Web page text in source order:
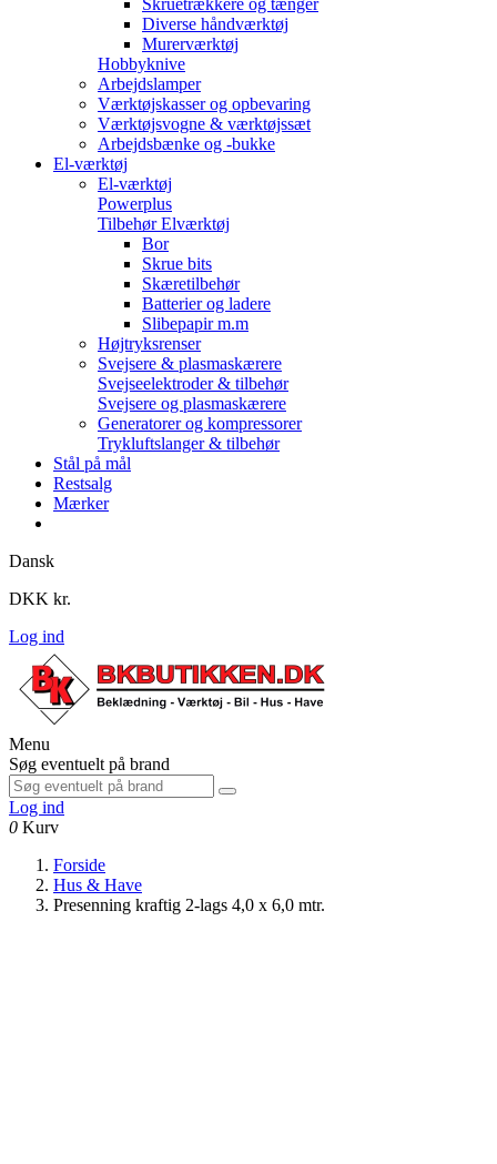
Skruetrækkere og tænger
Diverse håndværktøj
Murerværktøj
Hobbyknive
Arbejdslamper
Værktøjskasser og opbevaring
Værktøjsvogne & værktøjssæt
Arbejdsbænke og -bukke
El-værktøj
El-værktøj
Powerplus
Tilbehør Elværktøj
Bor
Skrue bits
Skæretilbehør
Batterier og ladere
Slibepapir m.m
Højtryksrenser
Svejsere & plasmaskærere
Svejseelektroder & tilbehør
Svejsere og plasmaskærere
Generatorer og kompressorer
Trykluftslanger & tilbehør
Stål på mål
Restsalg
Mærker
Dansk
DKK kr.
Log ind
Menu
Søg eventuelt på brand
Log ind
0 Kurv
Forside
Hus & Have
Presenning kraftig 2-lags 4,0 x 6,0 mtr.